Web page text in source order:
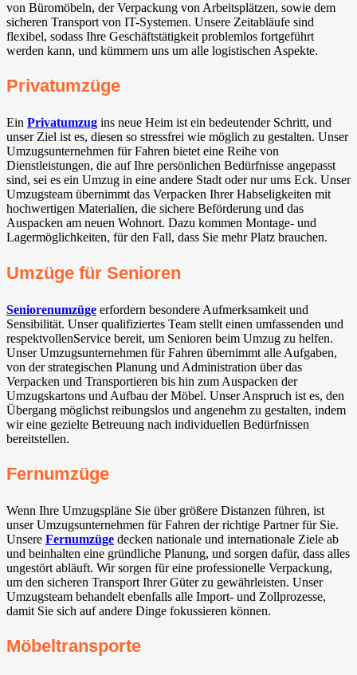
von Büromöbeln, der Verpackung von Arbeitsplätzen, sowie dem
sicheren Transport von IT-Systemen. Unsere Zeitabläufe sind
flexibel, sodass Ihre Geschäftstätigkeit problemlos fortgeführt
werden kann, und kümmern uns um alle logistischen Aspekte.
Privatumzüge
Ein Privatumzug ins neue Heim ist ein bedeutender Schritt, und
unser Ziel ist es, diesen so stressfrei wie möglich zu gestalten. Unser
Umzugsunternehmen für Fahren bietet eine Reihe von
Dienstleistungen, die auf Ihre persönlichen Bedürfnisse angepasst
sind, sei es ein Umzug in eine andere Stadt oder nur ums Eck. Unser
Umzugsteam übernimmt das Verpacken Ihrer Habseligkeiten mit
hochwertigen Materialien, die sichere Beförderung und das
Auspacken am neuen Wohnort. Dazu kommen Montage- und
Lagermöglichkeiten, für den Fall, dass Sie mehr Platz brauchen.
Umzüge für Senioren
Seniorenumzüge erfordern besondere Aufmerksamkeit und
Sensibilität. Unser qualifiziertes Team stellt einen umfassenden und
respektvollenService bereit, um Senioren beim Umzug zu helfen.
Unser Umzugsunternehmen für Fahren übernimmt alle Aufgaben,
von der strategischen Planung und Administration über das
Verpacken und Transportieren bis hin zum Auspacken der
Umzugskartons und Aufbau der Möbel. Unser Anspruch ist es, den
Übergang möglichst reibungslos und angenehm zu gestalten, indem
wir eine gezielte Betreuung nach individuellen Bedürfnissen
bereitstellen.
Fernumzüge
Wenn Ihre Umzugspläne Sie über größere Distanzen führen, ist
unser Umzugsunternehmen für Fahren der richtige Partner für Sie.
Unsere Fernumzüge decken nationale und internationale Ziele ab
und beinhalten eine gründliche Planung, und sorgen dafür, dass alles
ungestört abläuft. Wir sorgen für eine professionelle Verpackung,
um den sicheren Transport Ihrer Güter zu gewährleisten. Unser
Umzugsteam behandelt ebenfalls alle Import- und Zollprozesse,
damit Sie sich auf andere Dinge fokussieren können.
Möbeltransporte